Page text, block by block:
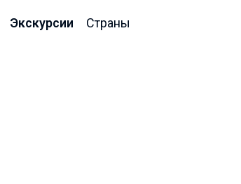
Экскурсии Страны